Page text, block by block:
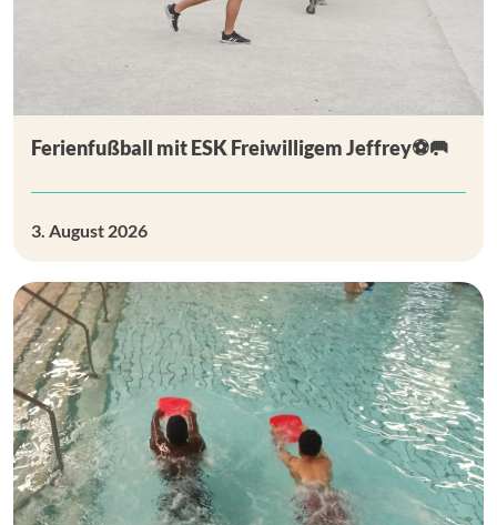
Ferienfußball mit ESK Freiwilligem Jeffrey⚽🥅
3. August 2026